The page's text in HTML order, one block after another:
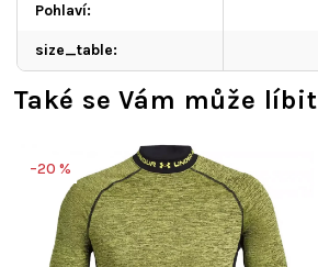
Pohlaví:
size_table:
Také se Vám může líbit
–20 %